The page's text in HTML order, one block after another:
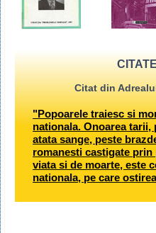
Citat din
"Popoarele traiesc si
nationala. Onoarea tarii,
atata sange, peste
romanesti castigate prin
viata si de moarte, este
nationala, pe care